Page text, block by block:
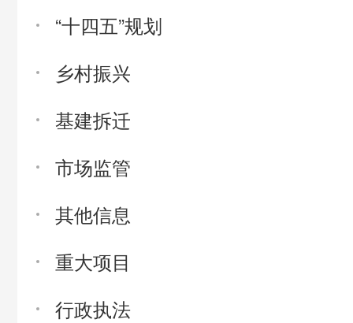
“十四五”规划
乡村振兴
基建拆迁
市场监管
其他信息
重大项目
行政执法